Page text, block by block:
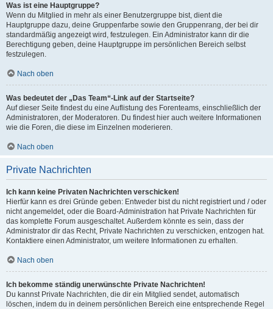
Was ist eine Hauptgruppe?
Wenn du Mitglied in mehr als einer Benutzergruppe bist, dient die
Hauptgruppe dazu, deine Gruppenfarbe sowie den Gruppenrang, der bei dir
standardmäßig angezeigt wird, festzulegen. Ein Administrator kann dir die
Berechtigung geben, deine Hauptgruppe im persönlichen Bereich selbst
festzulegen.
Nach oben
Was bedeutet der „Das Team“-Link auf der Startseite?
Auf dieser Seite findest du eine Auflistung des Forenteams, einschließlich der
Administratoren, der Moderatoren. Du findest hier auch weitere Informationen
wie die Foren, die diese im Einzelnen moderieren.
Nach oben
Private Nachrichten
Ich kann keine Privaten Nachrichten verschicken!
Hierfür kann es drei Gründe geben: Entweder bist du nicht registriert und / oder
nicht angemeldet, oder die Board-Administration hat Private Nachrichten für
das komplette Forum ausgeschaltet. Außerdem könnte es sein, dass der
Administrator dir das Recht, Private Nachrichten zu verschicken, entzogen hat.
Kontaktiere einen Administrator, um weitere Informationen zu erhalten.
Nach oben
Ich bekomme ständig unerwünschte Private Nachrichten!
Du kannst Private Nachrichten, die dir ein Mitglied sendet, automatisch
löschen, indem du in deinem persönlichen Bereich eine entsprechende Regel